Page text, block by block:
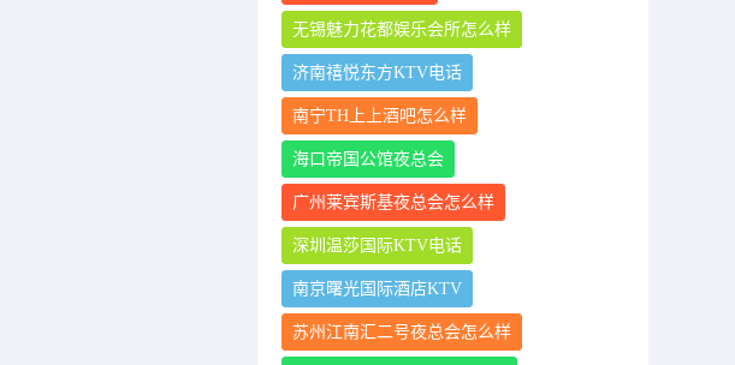
无锡魅力花都娱乐会所怎么样
济南禧悦东方KTV电话
南宁TH上上酒吧怎么样
海口帝国公馆夜总会
广州莱宾斯基夜总会怎么样
深圳温莎国际KTV电话
南京曙光国际酒店KTV
苏州江南汇二号夜总会怎么样